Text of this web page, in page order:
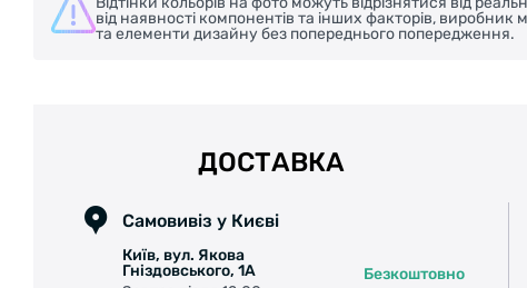
від наявності компонентів та інших факторів,
та елементи дизайну без попереднього попередження.
ДОСТАВКА
Самовивіз у Києві
Київ, вул. Якова
Гніздовського, 1А
Безкоштовно